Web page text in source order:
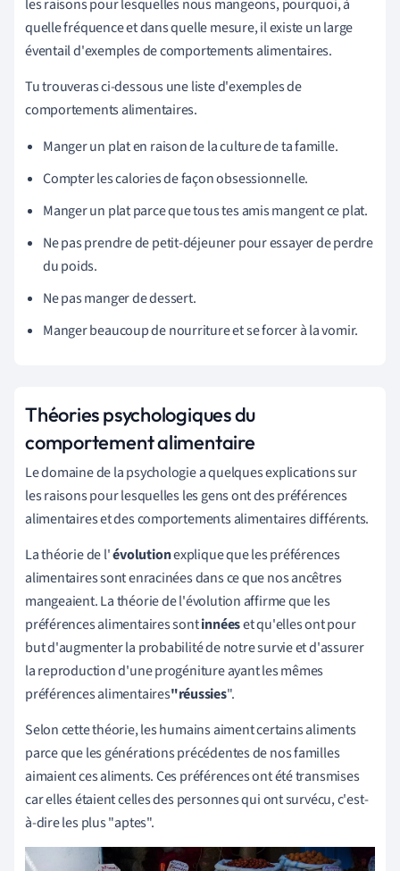
les raisons pour lesquelles nous mangeons, pourquoi, à
quelle fréquence et dans quelle mesure, il existe un large
éventail d'exemples de comportements alimentaires.
Tu trouveras ci-dessous une liste d'exemples de
comportements alimentaires.
Manger un plat en raison de la culture de ta famille.
Compter les calories de façon obsessionnelle.
Manger un plat parce que tous tes amis mangent ce plat.
Ne pas prendre de petit-déjeuner pour essayer de perdre
du poids.
Ne pas manger de dessert.
Manger beaucoup de nourriture et se forcer à la vomir.
Théories psychologiques du
comportement alimentaire
Le domaine de la psychologie a quelques explications sur
les raisons pour lesquelles les gens ont des préférences
alimentaires et des comportements alimentaires différents.
La théorie de l'évolutionexplique que les préférences
alimentaires sont enracinées dans ce que nos ancêtres
mangeaient. La théorie de l'évolution affirme que les
préférences alimentaires sontinnéeset qu'elles ont pour
but d'augmenter la probabilité de notre survie et d'assurer
la reproduction d'une progéniture ayant les mêmes
préférences alimentaires"réussies".
Selon cette théorie, les humains aiment certains aliments
parce que les générations précédentes de nos familles
aimaient ces aliments. Ces préférences ont été transmises
car elles étaient celles des personnes qui ont survécu, c'est-
à-dire les plus "aptes".